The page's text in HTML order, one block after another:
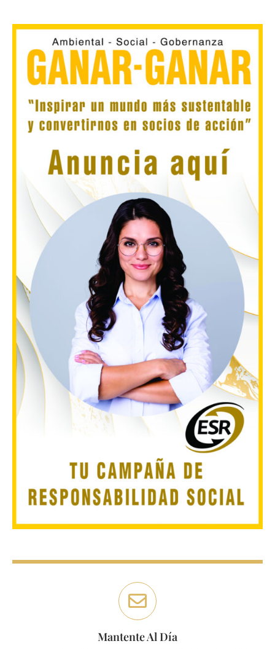
Mantente Al Día